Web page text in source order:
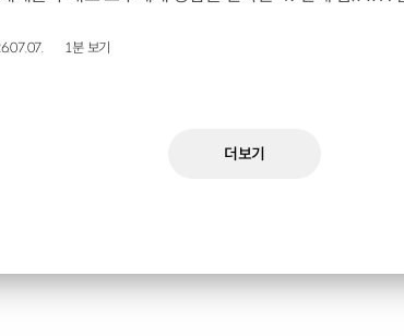
1분 보기
더보기